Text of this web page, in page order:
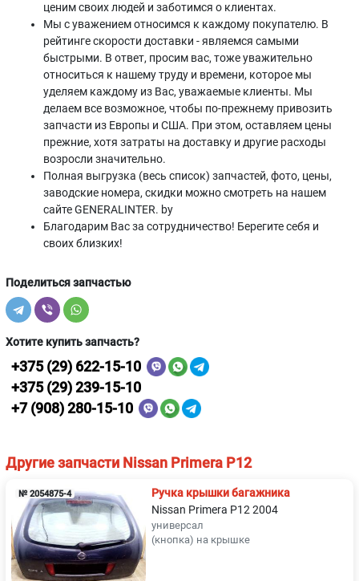
ценим своих людей и заботимся о клиентах.
Мы с уважением относимся к каждому покупателю. В
рейтинге скорости доставки - являемся самыми
быстрыми. В ответ, просим вас, тоже уважительно
относиться к нашему труду и времени, которое мы
уделяем каждому из Вас, уважаемые клиенты. Мы
делаем все возможное, чтобы по-прежнему привозить
запчасти из Европы и США. При этом, оставляем цены
прежние, хотя затраты на доставку и другие расходы
возросли значительно.
Полная выгрузка (весь список) запчастей, фото, цены,
заводские номера, скидки можно смотреть на нашем
сайте GENERALINTER. by
Благодарим Вас за сотрудничество! Берегите себя и
своих близких!
Поделиться запчастью
Хотите купить запчасть?
+375 (29) 622-15-10
+375 (29) 239-15-10
+7 (908) 280-15-10
Другие запчасти Nissan Primera P12
№ 2054875-4
Ручка крышки багажника
Nissan Primera P12 2004
универсал
(кнопка) на крышке